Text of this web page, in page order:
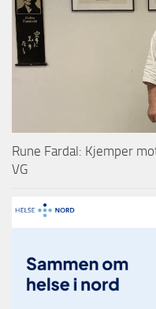
Rune Fardal: Kjemper
VG